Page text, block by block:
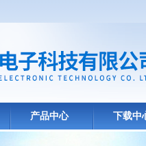
产品中心 下载中